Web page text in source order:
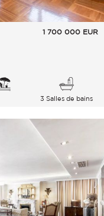
1 700 000 EUR
3 Salles de bains